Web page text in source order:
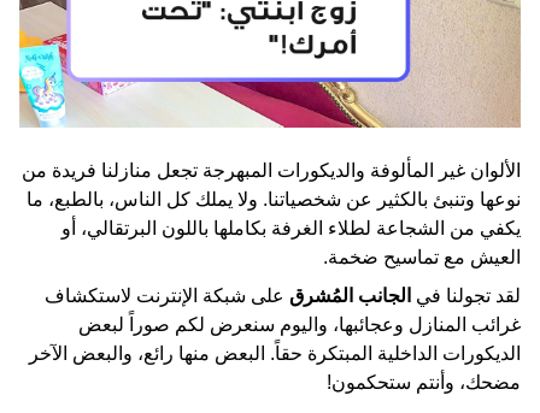
الألوان غير المألوفة والديكورات المبهرجة تجعل منازلنا فريدة من
نوعها وتنبئ بالكثير عن شخصياتنا. ولا يملك كل الناس، بالطبع، ما
يكفي من الشجاعة لطلاء الغرفة بكاملها باللون البرتقالي، أو
العيش مع تماسيح ضخمة.
لقد تجولنا في الجانب المُشرق على شبكة الإنترنت لاستكشاف
غرائب المنازل وعجائبها، واليوم سنعرض لكم صوراً لبعض
الديكورات الداخلية المبتكرة حقاً. البعض منها رائع، والبعض الآخر
مضحك، وأنتم ستحكمون!